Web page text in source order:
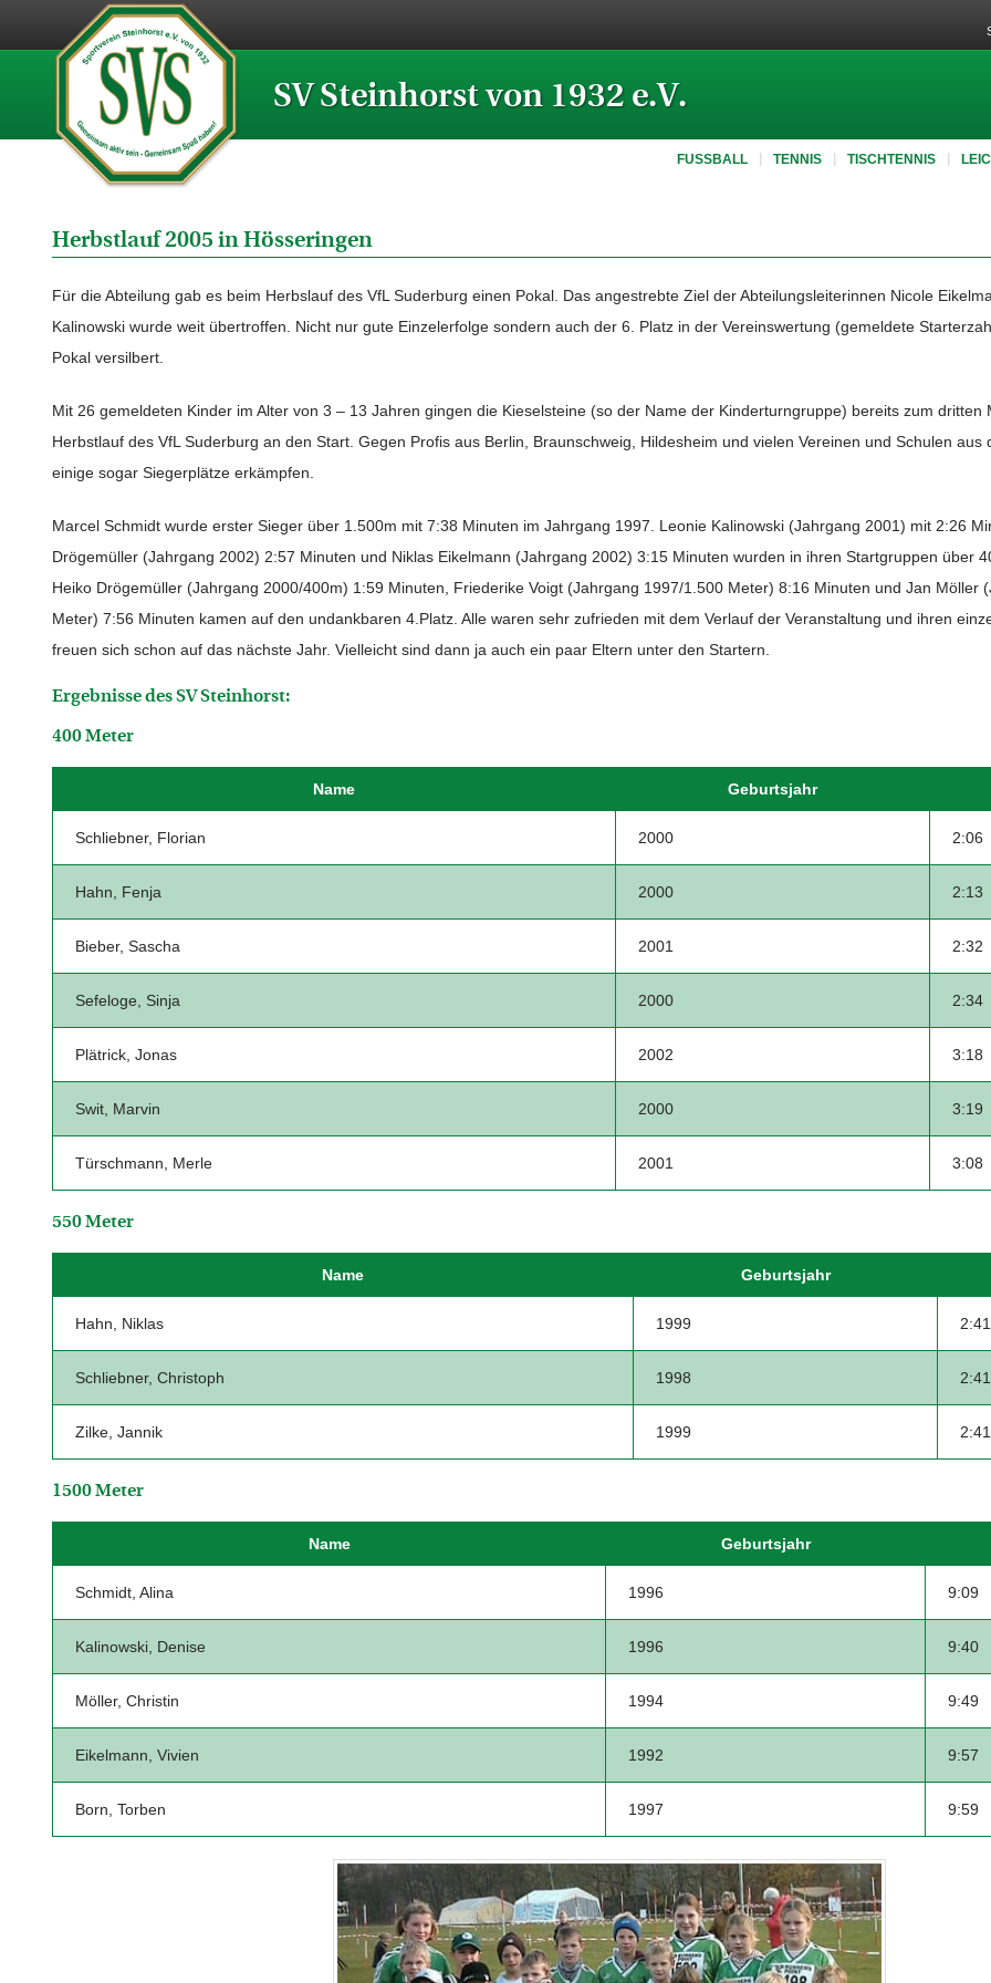
SV Steinhorst von 1932 e.V.
FUSSBALL TENNIS TISCHTENNIS
Herbstlauf 2005 in Hösseringen
Für die Abteilung gab es beim Herbslauf des VfL Suderburg einen Pokal. Das angestrebte Ziel der Abteilungsleiterinnen Nicole
Kalinowski wurde weit übertroffen. Nicht nur gute Einzelerfolge sondern auch der 6. Platz in der Vereinswertung (gemeldete
Pokal versilbert.
Mit 26 gemeldeten Kinder im Alter von 3 – 13 Jahren gingen die Kieselsteine (so der Name der Kinderturngruppe) bereits zum dritten
Herbstlauf des VfL Suderburg an den Start. Gegen Profis aus Berlin, Braunschweig, Hildesheim und vielen Vereinen und Schulen aus
einige sogar Siegerplätze erkämpfen.
Marcel Schmidt wurde erster Sieger über 1.500m mit 7:38 Minuten im Jahrgang 1997. Leonie Kalinowski (Jahrgang 2001) mit 2:26
Drögemüller (Jahrgang 2002) 2:57 Minuten und Niklas Eikelmann (Jahrgang 2002) 3:15 Minuten wurden in ihren Startgruppen über
Heiko Drögemüller (Jahrgang 2000/400m) 1:59 Minuten, Friederike Voigt (Jahrgang 1997/1.500 Meter) 8:16 Minuten und Jan Möller
Meter) 7:56 Minuten kamen auf den undankbaren 4.Platz. Alle waren sehr zufrieden mit dem Verlauf der Veranstaltung und ihren
freuen sich schon auf das nächste Jahr. Vielleicht sind dann ja auch ein paar Eltern unter den Startern.
Ergebnisse des SV Steinhorst:
400 Meter
Name Geburtsjahr
Schliebner, Florian 2000 2:06
Hahn, Fenja 2000 2:13
Bieber, Sascha 2001 2:32
Sefeloge, Sinja 2000 2:34
Plätrick, Jonas 2002 3:18
Swit, Marvin 2000 3:19
Türschmann, Merle 2001 3:08
550 Meter
Name Geburtsjahr
Hahn, Niklas 1999 2:41
Schliebner, Christoph 1998 2:41
Zilke, Jannik 1999 2:41
1500 Meter
Name Geburtsjahr
Schmidt, Alina 1996 9:09
Kalinowski, Denise 1996 9:40
Möller, Christin 1994 9:49
Eikelmann, Vivien 1992 9:57
Born, Torben 1997 9:59